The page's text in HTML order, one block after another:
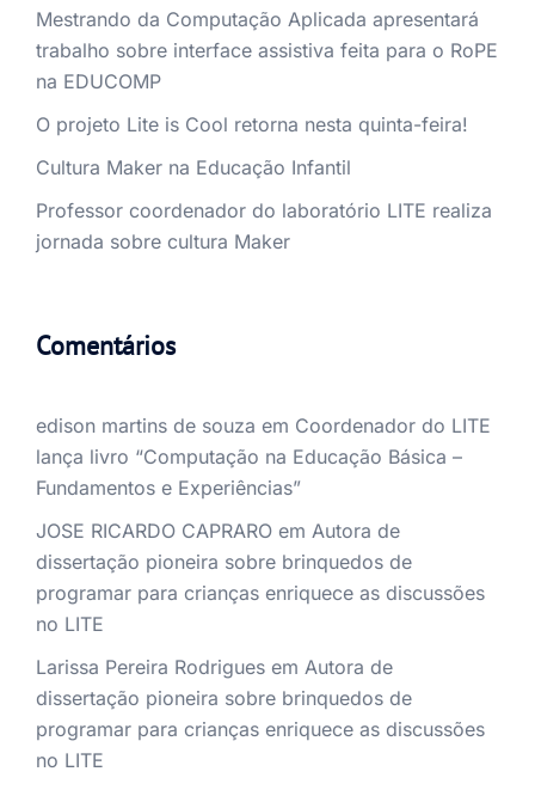
Mestrando da Computação Aplicada apresentará
trabalho sobre interface assistiva feita para o RoPE
na EDUCOMP
O projeto Lite is Cool retorna nesta quinta-feira!
Cultura Maker na Educação Infantil
Professor coordenador do laboratório LITE realiza
jornada sobre cultura Maker
Comentários
edison martins de souza em Coordenador do LITE
lança livro “Computação na Educação Básica –
Fundamentos e Experiências”
JOSE RICARDO CAPRARO em Autora de
dissertação pioneira sobre brinquedos de
programar para crianças enriquece as discussões
no LITE
Larissa Pereira Rodrigues em Autora de
dissertação pioneira sobre brinquedos de
programar para crianças enriquece as discussões
no LITE